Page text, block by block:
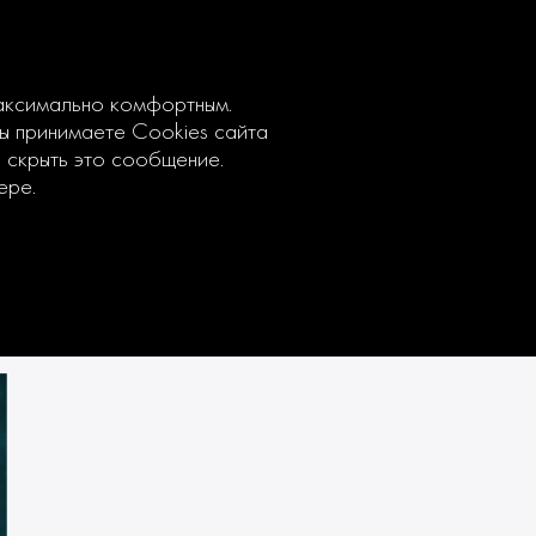
комфортным.
принимаете Cookies сайта
это сообщение.